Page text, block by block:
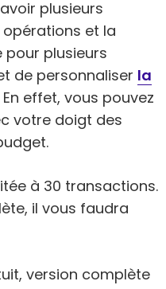
plusieurs
et la
pour plusieurs
de personnaliser la
En effet, vous pouvez
votre doigt des
à 30 transactions.
il vous faudra
version complète